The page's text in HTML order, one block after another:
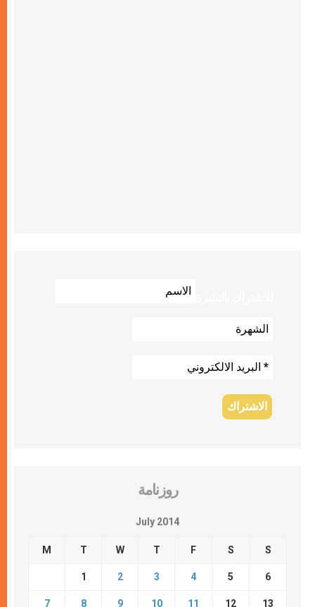
روزنامة
July 2014
M T W T F S S
1 2 3 4 5 6
7 8 9 10 11 12 13